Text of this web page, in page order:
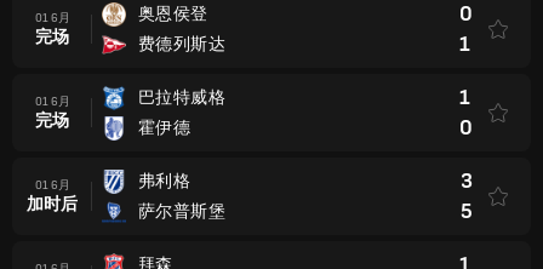
01 6月
完场
奥恩侯登
费德列斯达
0
1
01 6月
完场
巴拉特威格
霍伊德
1
0
01 6月
加时后
弗利格
萨尔普斯堡
3
5
拜森